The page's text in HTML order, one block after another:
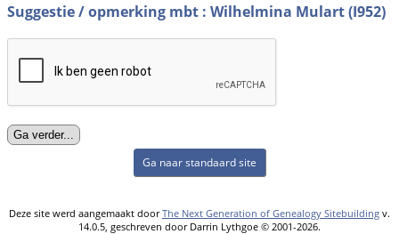
Suggestie / opmerking mbt : Wilhelmina Mulart (I952)
Ga naar standaard site
Deze site werd aangemaakt doorThe Next Generation of Genealogy Sitebuilding v.
14.0.5, geschreven door Darrin Lythgoe © 2001-2026.